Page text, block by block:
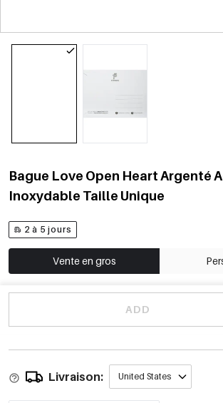
Bague Love Open Heart Argenté
Inoxydable Taille Unique
2 à 5 jours
Vente en gros
ADD
Livraison: United States